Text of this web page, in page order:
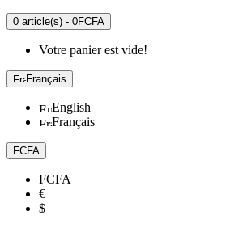
0 article(s) - 0FCFA
Votre panier est vide!
Français
English
Français
FCFA
FCFA
€
$